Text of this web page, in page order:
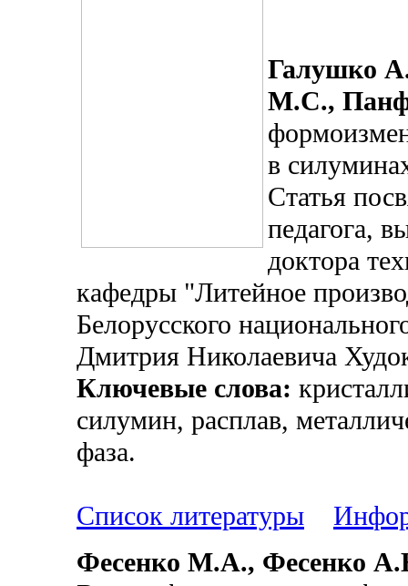
Галушко
М.С.,
в
Статья
педагога,
доктора
кафедры "Литейное
Белорусского
Дмитрия Николаевича
Ключевые слова:
силумин, расплав,
фаза.
Список литературы
Фесенко М.А., Фесенко